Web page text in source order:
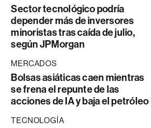
Sector tecnológico podría
depender más de inversores
minoristas tras caída de julio,
según JPMorgan
MERCADOS
Bolsas asiáticas caen mientras
se frena el repunte de las
acciones de IA y baja el petróleo
TECNOLOGÍA